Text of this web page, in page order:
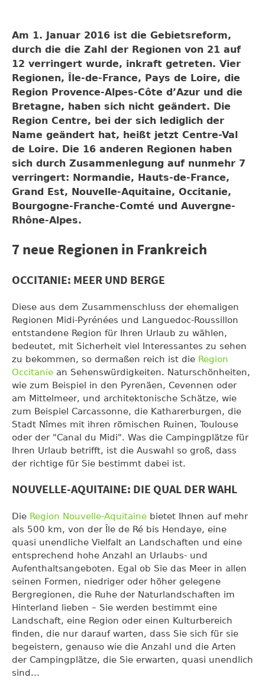
Am 1. Januar 2016 ist die Gebietsreform,
durch die die Zahl der Regionen von 21 auf
12 verringert wurde, inkraft getreten. Vier
Regionen, Île-de-France, Pays de Loire, die
Region Provence-Alpes-Côte d’Azur und die
Bretagne, haben sich nicht geändert. Die
Region Centre, bei der sich lediglich der
Name geändert hat, heißt jetzt Centre-Val
de Loire. Die 16 anderen Regionen haben
sich durch Zusammenlegung auf nunmehr 7
verringert: Normandie, Hauts-de-France,
Grand Est, Nouvelle-Aquitaine, Occitanie,
Bourgogne-Franche-Comté und Auvergne-
Rhône-Alpes.
7 neue Regionen in Frankreich
OCCITANIE: MEER UND BERGE
Diese aus dem Zusammenschluss der ehemaligen
Regionen Midi-Pyrénées und Languedoc-Roussillon
entstandene Region für Ihren Urlaub zu wählen,
bedeutet, mit Sicherheit viel Interessantes zu sehen
zu bekommen, so dermaßen reich ist die Region
Occitanie an Sehenswürdigkeiten. Naturschönheiten,
wie zum Beispiel in den Pyrenäen, Cevennen oder
am Mittelmeer, und architektonische Schätze, wie
zum Beispiel Carcassonne, die Katharerburgen, die
Stadt Nîmes mit ihren römischen Ruinen, Toulouse
oder der "Canal du Midi". Was die Campingplätze für
Ihren Urlaub betrifft, ist die Auswahl so groß, dass
der richtige für Sie bestimmt dabei ist.
NOUVELLE-AQUITAINE: DIE QUAL DER WAHL
Die Region Nouvelle-Aquitaine bietet Ihnen auf mehr
als 500 km, von der Île de Ré bis Hendaye, eine
quasi unendliche Vielfalt an Landschaften und eine
entsprechend hohe Anzahl an Urlaubs- und
Aufenthaltsangeboten. Egal ob Sie das Meer in allen
seinen Formen, niedriger oder höher gelegene
Bergregionen, die Ruhe der Naturlandschaften im
Hinterland lieben – Sie werden bestimmt eine
Landschaft, eine Region oder einen Kulturbereich
finden, die nur darauf warten, dass Sie sich für sie
begeistern, genauso wie die Anzahl und die Arten
der Campingplätze, die Sie erwarten, quasi unendlich
sind...